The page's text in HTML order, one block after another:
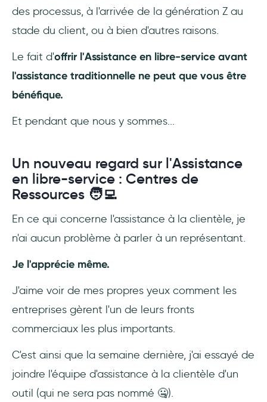
des processus, à l'arrivée de la génération Z au
stade du client, ou à bien d'autres raisons.
Le fait d'offrir l'Assistance en libre-service avant
l'assistance traditionnelle ne peut que vous être
bénéfique.
Et pendant que nous y sommes...
Un nouveau regard sur l'Assistance
en libre-service : Centres de
Ressources 🧑‍💻
En ce qui concerne l'assistance à la clientèle, je
n'ai aucun problème à parler à un représentant.
Je l'apprécie même.
J'aime voir de mes propres yeux comment les
entreprises gèrent l'un de leurs fronts
commerciaux les plus importants.
C'est ainsi que la semaine dernière, j'ai essayé de
joindre l'équipe d'assistance à la clientèle d'un
outil (qui ne sera pas nommé 🤐).